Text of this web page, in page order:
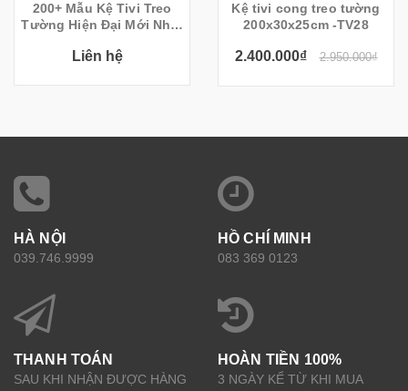
200+ Mẫu Kệ Tivi Treo
Tường Hiện Đại Mới Nhất
Liên hệ
Kệ tivi cong treo tường
200x30x25cm -TV28
2.400.000₫ 2.950.000₫
HÀ NỘI
039.746.9999
HỒ CHÍ MINH
083 369 0123
THANH TOÁN
SAU KHI NHẬN ĐƯỢC HÀNG
HOÀN TIỀN 100%
3 NGÀY KỂ TỪ KHI MUA